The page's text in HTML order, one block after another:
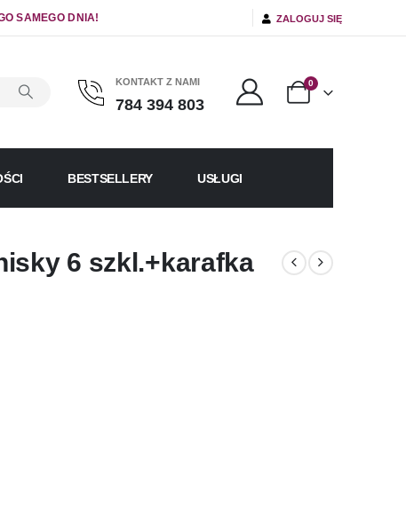
SAMEGO DNIA! ZALOGUJ SIĘ
KONTAKT Z NAMI
784 394 803
0
BESTSELLERY USŁUGI
6 szkl.+karafka